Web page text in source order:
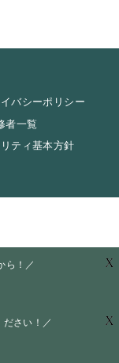
バシーポリシー
者一覧
ティ基本方針
さい！／ X
ら！／ X